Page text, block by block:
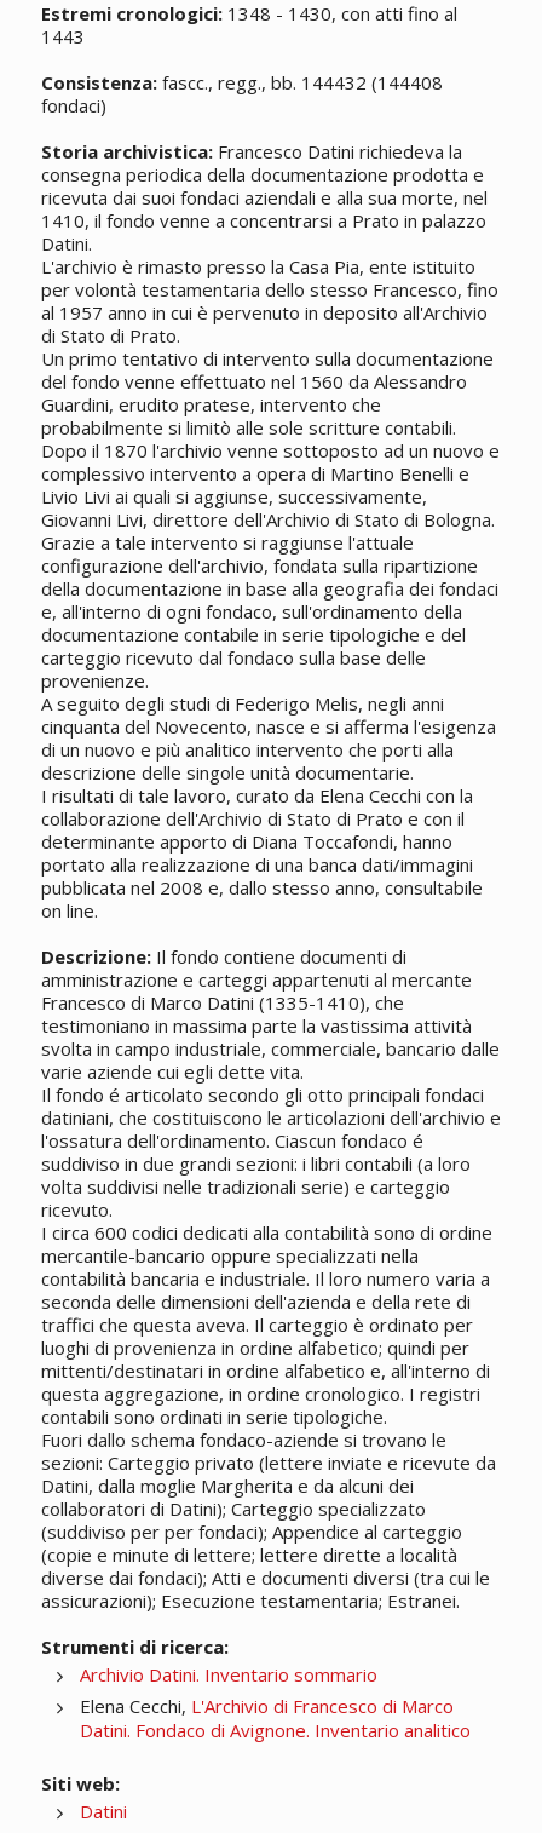
Estremi cronologici:1348 - 1430, con atti fino al
1443
Consistenza:fascc., regg., bb. 144432 (144408
fondaci)
Storia archivistica:Francesco Datini richiedeva la
consegna periodica della documentazione prodotta e
ricevuta dai suoi fondaci aziendali e alla sua morte, nel
1410, il fondo venne a concentrarsi a Prato in palazzo
Datini.
L'archivio è rimasto presso la Casa Pia, ente istituito
per volontà testamentaria dello stesso Francesco, fino
al 1957 anno in cui è pervenuto in deposito all'Archivio
di Stato di Prato.
Un primo tentativo di intervento sulla documentazione
del fondo venne effettuato nel 1560 da Alessandro
Guardini, erudito pratese, intervento che
probabilmente si limitò alle sole scritture contabili.
Dopo il 1870 l'archivio venne sottoposto ad un nuovo e
complessivo intervento a opera di Martino Benelli e
Livio Livi ai quali si aggiunse, successivamente,
Giovanni Livi, direttore dell'Archivio di Stato di Bologna.
Grazie a tale intervento si raggiunse l'attuale
configurazione dell'archivio, fondata sulla ripartizione
della documentazione in base alla geografia dei fondaci
e, all'interno di ogni fondaco, sull'ordinamento della
documentazione contabile in serie tipologiche e del
carteggio ricevuto dal fondaco sulla base delle
provenienze.
A seguito degli studi di Federigo Melis, negli anni
cinquanta del Novecento, nasce e si afferma l'esigenza
di un nuovo e più analitico intervento che porti alla
descrizione delle singole unità documentarie.
I risultati di tale lavoro, curato da Elena Cecchi con la
collaborazione dell'Archivio di Stato di Prato e con il
determinante apporto di Diana Toccafondi, hanno
portato alla realizzazione di una banca dati/immagini
pubblicata nel 2008 e, dallo stesso anno, consultabile
on line.
Descrizione:Il fondo contiene documenti di
amministrazione e carteggi appartenuti al mercante
Francesco di Marco Datini (1335-1410), che
testimoniano in massima parte la vastissima attività
svolta in campo industriale, commerciale, bancario dalle
varie aziende cui egli dette vita.
Il fondo é articolato secondo gli otto principali fondaci
datiniani, che costituiscono le articolazioni dell'archivio e
l'ossatura dell'ordinamento. Ciascun fondaco é
suddiviso in due grandi sezioni: i libri contabili (a loro
volta suddivisi nelle tradizionali serie) e carteggio
ricevuto.
I circa 600 codici dedicati alla contabilità sono di ordine
mercantile-bancario oppure specializzati nella
contabilità bancaria e industriale. Il loro numero varia a
seconda delle dimensioni dell'azienda e della rete di
traffici che questa aveva. Il carteggio è ordinato per
luoghi di provenienza in ordine alfabetico; quindi per
mittenti/destinatari in ordine alfabetico e, all'interno di
questa aggregazione, in ordine cronologico. I registri
contabili sono ordinati in serie tipologiche.
Fuori dallo schema fondaco-aziende si trovano le
sezioni: Carteggio privato (lettere inviate e ricevute da
Datini, dalla moglie Margherita e da alcuni dei
collaboratori di Datini); Carteggio specializzato
(suddiviso per per fondaci); Appendice al carteggio
(copie e minute di lettere; lettere dirette a località
diverse dai fondaci); Atti e documenti diversi (tra cui le
assicurazioni); Esecuzione testamentaria; Estranei.
Strumenti di ricerca:
Archivio Datini. Inventario sommario
Elena Cecchi, L'Archivio di Francesco di Marco
Datini. Fondaco di Avignone. Inventario analitico
Siti web:
Datini